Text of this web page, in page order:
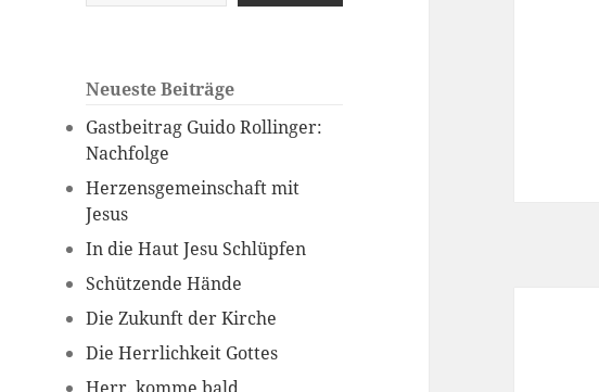
Neueste Beiträge
Gastbeitrag Guido Rollinger:
Nachfolge
Herzensgemeinschaft mit
Jesus
In die Haut Jesu Schlüpfen
Schützende Hände
Die Zukunft der Kirche
Die Herrlichkeit Gottes